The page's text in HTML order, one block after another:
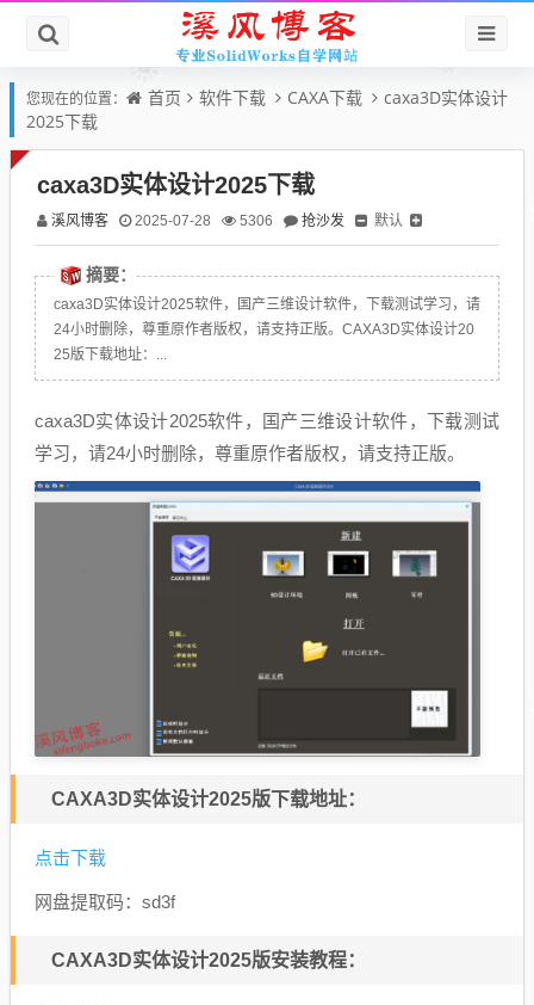
您现在的位置： 首页 软件下载 CAXA下载
caxa3D实体设计
2025下载
caxa3D实体设计2025下载
溪风博客 2025-07-28 5306 抢沙发 默认
摘要：
caxa3D实体设计2025软件，国产三维设计软件，下载测试学习，请
24小时删除，尊重原作者版权，请支持正版。CAXA3D实体设计20
25版下载地址：...
caxa3D实体设计2025软件，国产三维设计软件，下载测试
学习，请24小时删除，尊重原作者版权，请支持正版。
CAXA3D实体设计2025版下载地址：
点击下载
网盘提取码： sd3f
CAXA3D实体设计2025版安装教程：